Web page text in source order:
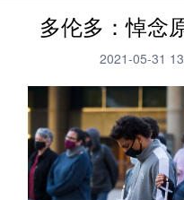
学习进行时 高层
财经
台湾 思客智库
科技 科创
文化 书画
多伦多：悼念
2021-05-31